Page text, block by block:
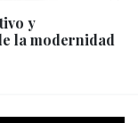
y
la modernidad